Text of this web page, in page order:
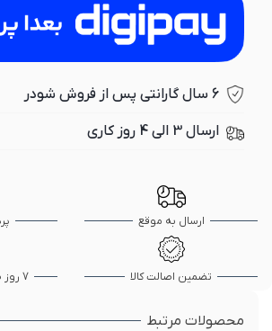
6 سال گارانتی پس از فروش شودر
ارسال 3 الی 4 روز کاری
ارسال به موقع
تضمین اصالت کالا 7 روز ضمانت بازگشت کالا
محصولات مرتبط